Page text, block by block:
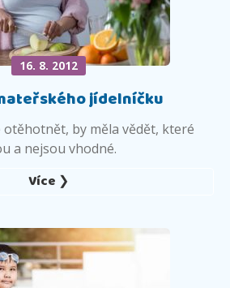
16. 8. 2012
jídelníčku
by měla vědět, které
a nejsou vhodné.
Více ❯